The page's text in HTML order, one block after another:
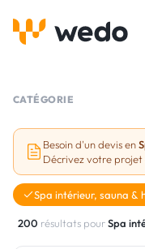
Réalisations
Aides et subventions
CATÉGORIE
Besoin d'un devis en
Décrivez votre
Spa intérieur, sauna &
200 résultats pourSpa